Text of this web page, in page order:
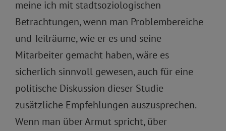
meine ich mit stadtsoziologischen
Betrachtungen, wenn man Problembereiche
und Teilräume, wie er es und seine
Mitarbeiter gemacht haben, wäre es
sicherlich sinnvoll gewesen, auch für eine
politische Diskussion dieser Studie
zusätzliche Empfehlungen auszusprechen.
Wenn man über Armut spricht, über